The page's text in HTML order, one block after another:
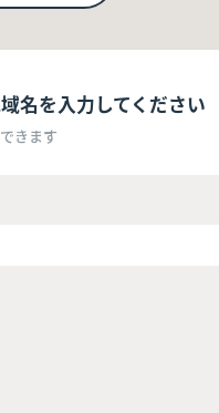
名を入力してください
きます